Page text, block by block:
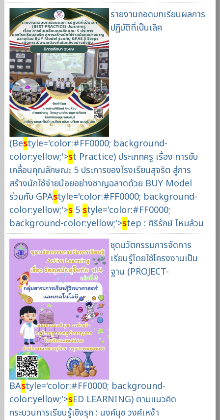
รายงานถอดบทเรียนผลการ
ปฏิบัติที่เป็นเลิศ
(Bestyle='color:#FF0000; background-
color:yellow;'>st Practice) ประเภทครู เรื่อง การขับ
เคลื่อนคุณลักษณะ 5 ประการของโรงเรียนสุจริต สู่การ
สร้างนักใช้จ่ายน้อยอย่างชาญฉลาดด้วย BUY Model
ร่วมกับ GPAstyle='color:#FF0000; background-
color:yellow;'>s 5 style='color:#FF0000;
background-color:yellow;'>step : ศิริรักษ์ ไหมล้วน
ชุดนวัตกรรมการจัดการ
เรียนรู้โดยใช้โครงงานเป็น
ฐาน (PROJECT-
BAstyle='color:#FF0000; background-
color:yellow;'>sED LEARNING) ตามแนวคิด
กระบวนการเรียนรู้เชิงรุก : นงค์นุช วงค์เหง้า